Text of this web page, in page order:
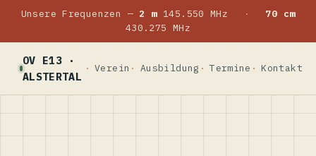
Unsere Frequenzen — 2 m145.550 MHz ·
70 cm
430.275 MHz
OV E13 ·
ALSTERTAL
Verein Ausbildung Termine Kontakt